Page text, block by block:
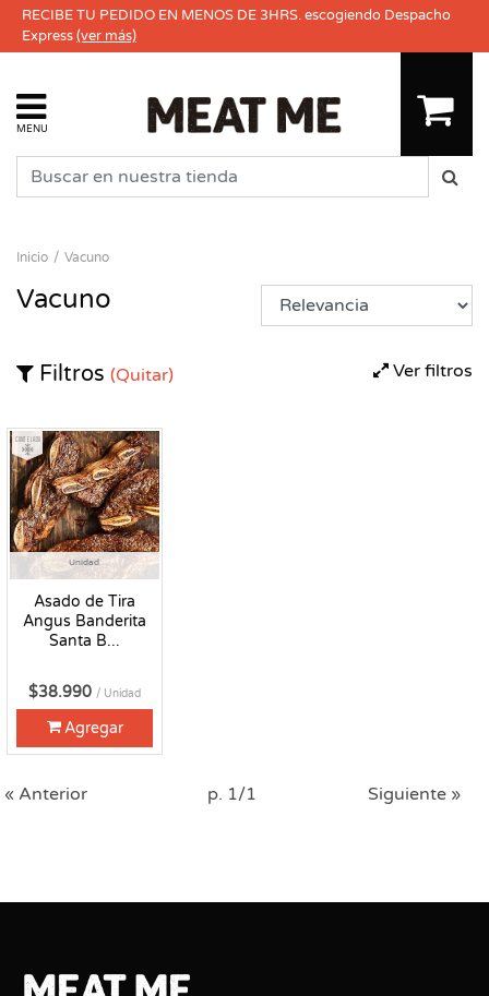
RECIBE TU PEDIDO EN MENOS DE 3HRS. escogiendo Despacho
Express(ver más)
MENU
Inicio Vacuno
Vacuno
Ver filtros
Filtros (Quitar)
Unidad
Asado de Tira
Angus Banderita
Santa B...
Congelado
$38.990 / Unidad
Agregar
« Anterior p. 1/1 Siguiente »